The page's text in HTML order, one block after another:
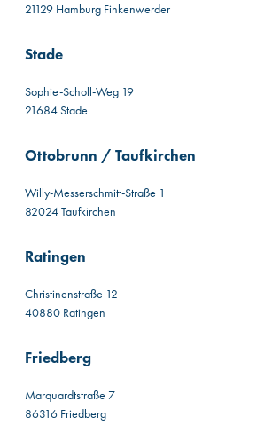
21129 Hamburg Finkenwerder
Stade
Sophie-Scholl-Weg 19
21684 Stade
Ottobrunn / Taufkirchen
Willy-Messerschmitt-Straße 1
82024 Taufkirchen
Ratingen
Christinenstraße 12
40880 Ratingen
Friedberg
Marquardtstraße 7
86316 Friedberg